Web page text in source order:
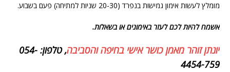
מומלץ לעשות אימון גמישות בנפרד (20-30 שניות למתיחה) פעם בשבוע.
אשמח להיות לכם לעזר באימונים או בשאלות.
יונתן זוהר מאמן כושר אישי בחיפה והסביבה, טלפון: 054-
4454-759